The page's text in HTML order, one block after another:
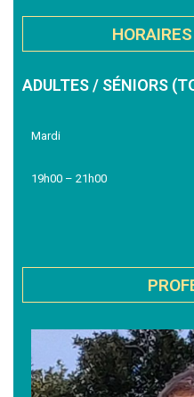
ADULTES / SÉNIORS
Mardi
19h00 – 21h00